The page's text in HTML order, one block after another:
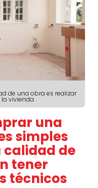
de una obra es realizar
vivienda.
una
simples
de
tener
técnicos